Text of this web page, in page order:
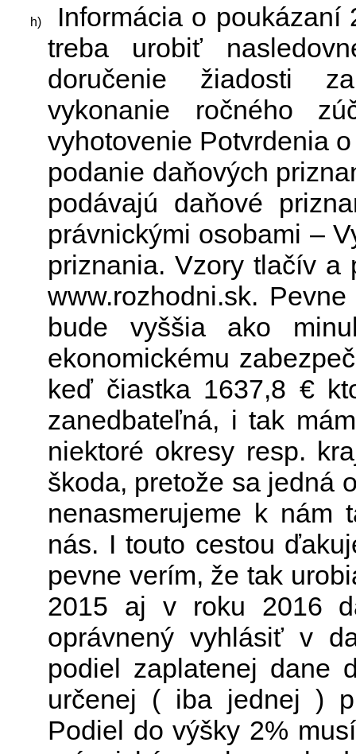
Informácia o
treba urobiť
doručenie žiadosti
vykonanie ročného
vyhotovenie Potvrdenia
podanie daňových
podávajú daňové
právnickými osobami –
priznania. Vzory tlačív a
www.rozhodni.sk.
bude vyššia ako
ekonomickému
keď čiastka 1637,8 €
zanedbateľná, i tak
niektoré okresy resp.
škoda, pretože sa jedná
nenasmerujeme k nám
nás. I touto cestou
pevne verím, že tak
2015 aj v roku 2016
oprávnený vyhlásiť v
podiel zaplatenej dane
určenej ( iba jednej )
Podiel do výšky 2%